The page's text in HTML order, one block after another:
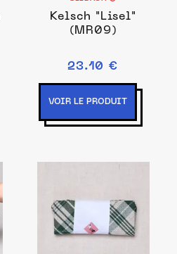
Kelsch "Lisel"
(MR09)
23.10 €
VOIR LE PRODUIT